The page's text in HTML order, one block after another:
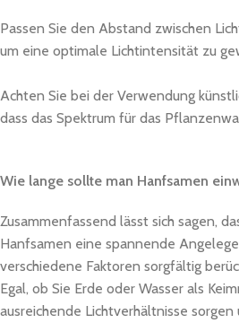
Passen Sie den Abstand zwischen
um eine optimale Lichtintensität zu
Achten Sie bei der Verwendung
dass das Spektrum für das
Wie lange sollte man Hanfsamen
Zusammenfassend lässt sich sagen,
Hanfsamen eine spannende
verschiedene Faktoren sorgfältig
Egal, ob Sie Erde oder Wasser als
ausreichende Lichtverhältnisse